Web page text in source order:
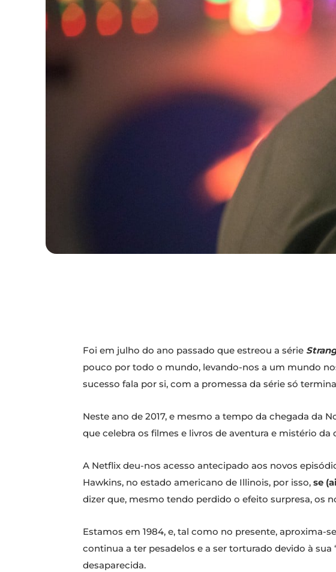
Foi em julho do ano passado que estreou a série
pouco por todo o mundo, levando-nos a um mundo
sucesso fala por si, com a promessa da série só
Neste ano de 2017, e mesmo a tempo da chegada da
que celebra os filmes e livros de aventura e mistério da
A Netflix deu-nos acesso antecipado aos novos
Hawkins, no estado americano de Illinois, por isso, se
dizer que, mesmo tendo perdido o efeito surpresa, os
Estamos em 1984, e, tal como no presente, aproxima-
continua a ter pesadelos e a ser torturado devido à
desaparecida.